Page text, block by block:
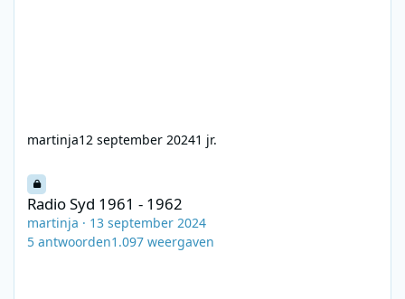
martinja12 september 20241 jr.
Radio Syd 1961 - 1962
Radio Syd 1961 - 1962
martinja · 13 september 2024
5 antwoorden1.097 weergaven